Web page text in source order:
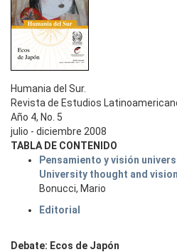
Humania del Sur.
Revista de Estudios
Año 4, No. 5
julio - diciembre 2008
TABLA DE CONTENIDO
Pensamiento y visión
University thought and vision
Bonucci, Mario
Editorial
Debate: Ecos de Japón